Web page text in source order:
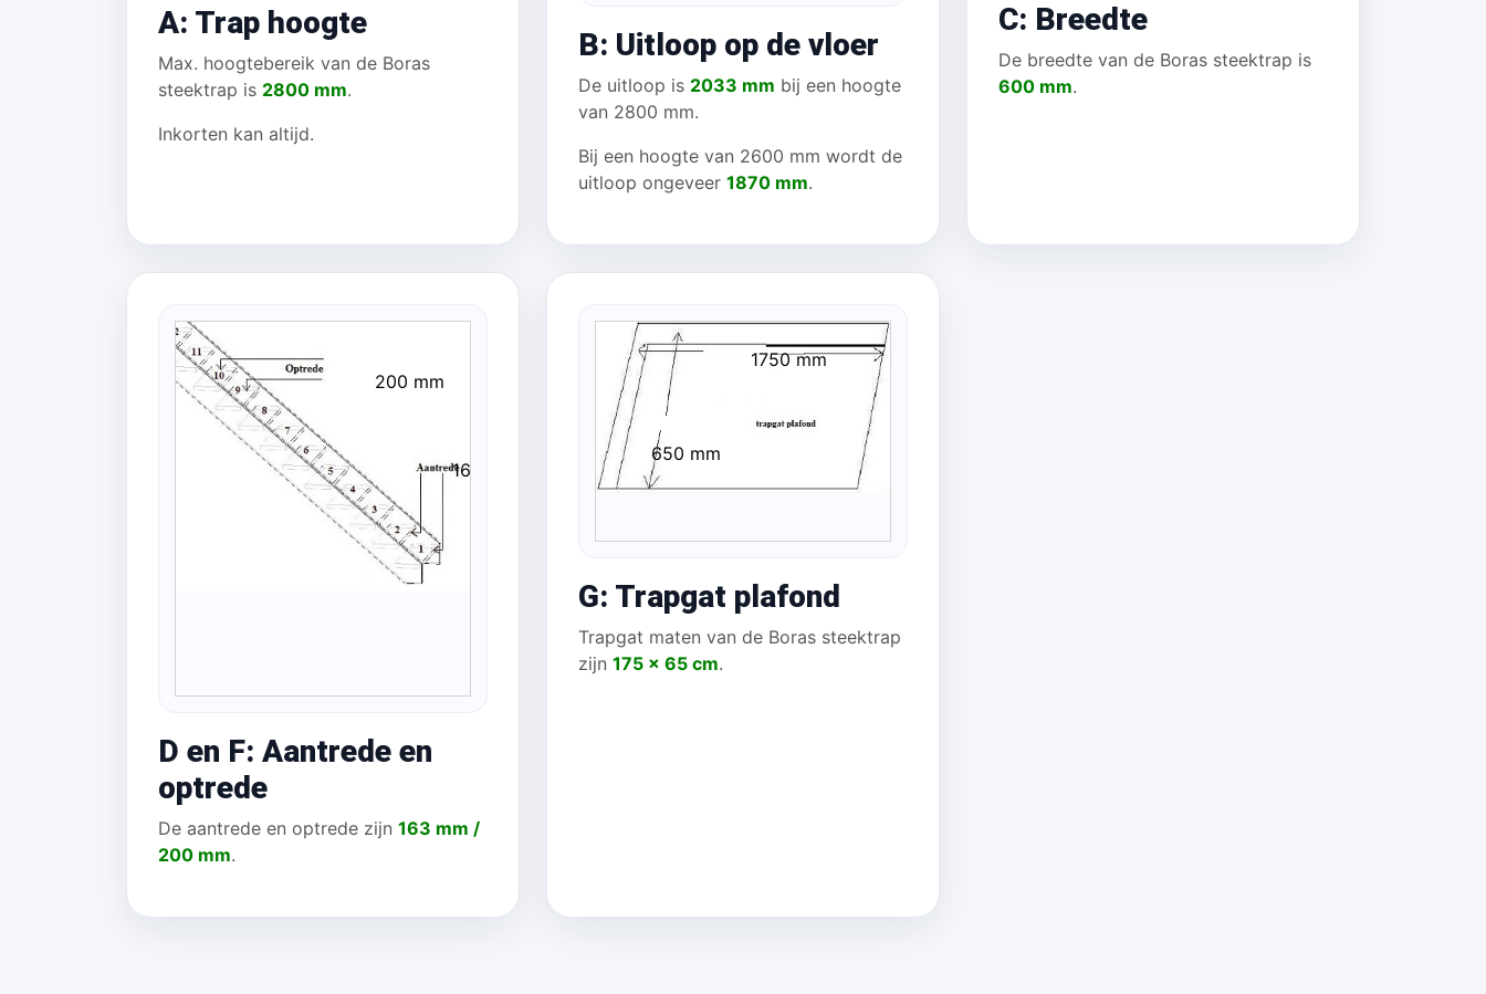
A: Trap hoogte
Max. hoogtebereik van de Boras
steektrap is 2800 mm.
Inkorten kan altijd.
B: Uitloop op de vloer
De uitloop is 2033 mm bij een hoogte
van 2800 mm.
Bij een hoogte van 2600 mm wordt de
uitloop ongeveer 1870 mm.
C: Breedte
De breedte van de Boras steektrap is
600 mm.
200 mm
163 mm
D en F: Aantrede en
optrede
De aantrede en optrede zijn 163 mm /
200 mm.
1750 mm
650 mm
G: Trapgat plafond
Trapgat maten van de Boras steektrap
zijn 175 x 65 cm.